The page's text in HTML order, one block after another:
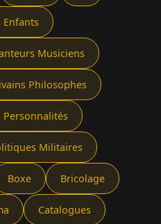
Enfants
Musiciens
Philosophes
Personnalités
Militaires
Boxe Bricolage
Catalogues